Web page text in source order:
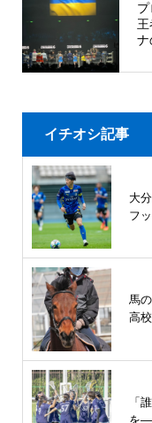
王
ナ
イチオシ記事
大
フ
馬
高
「
を―